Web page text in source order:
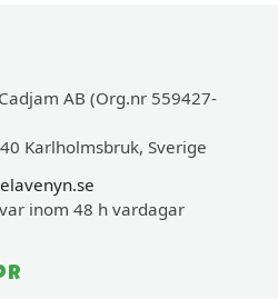
AB (Org.nr 559427-
Karlholmsbruk, Sverige
inom 48 h vardagar